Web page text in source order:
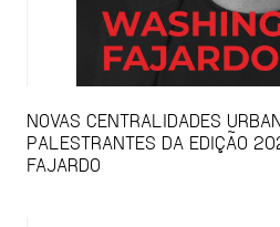
NOVAS CENTRALIDADES
PALESTRANTES DA EDIÇÃO
FAJARDO